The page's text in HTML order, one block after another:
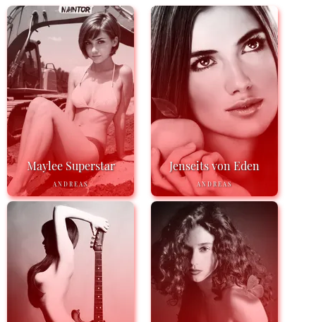
Maylee Superstar
ANDREAS
Jenseits von Eden
ANDREAS